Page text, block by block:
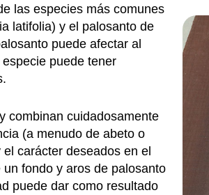
las especies más comunes
latifolia) y el palosanto de
puede afectar al
puede tener
combinan cuidadosamente
(a menudo de abeto o
carácter deseados en el
fondo y aros de palosanto
puede dar como resultado